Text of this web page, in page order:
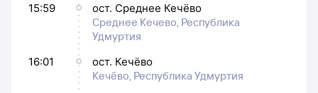
15:59
ост. Среднее Кечёво
Среднее Кечево, Республика
Удмуртия
16:01
ост. Кечёво
Кечёво, Республика Удмуртия